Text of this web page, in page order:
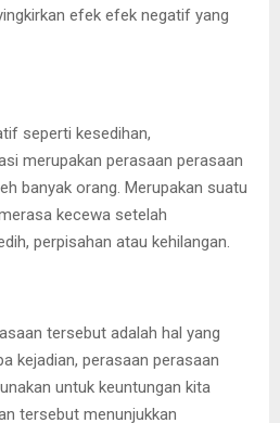
efek efek negatif yang
seperti kesedihan,
merupakan perasaan perasaan
banyak orang. Merupakan suatu
kecewa setelah
perpisahan atau kehilangan.
tersebut adalah hal yang
kejadian, perasaan perasaan
untuk keuntungan kita
tersebut menunjukkan